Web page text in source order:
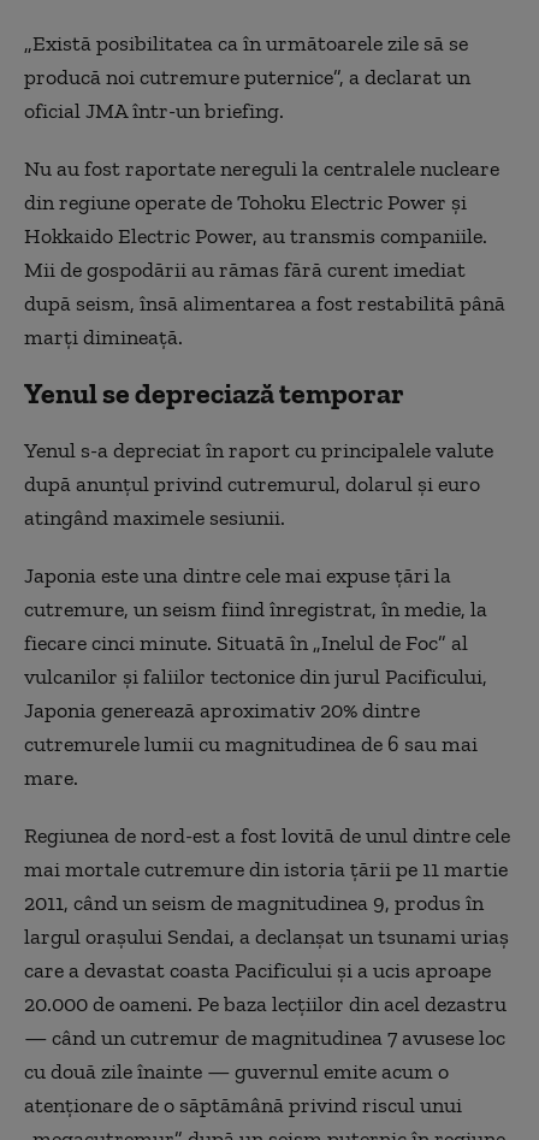
„Există posibilitatea ca în următoarele zile să se
producă noi cutremure puternice”, a declarat un
oficial JMA într-un briefing.
Nu au fost raportate nereguli la centralele nucleare
din regiune operate de Tohoku Electric Power și
Hokkaido Electric Power, au transmis companiile.
Mii de gospodării au rămas fără curent imediat
după seism, însă alimentarea a fost restabilită până
marți dimineață.
Yenul se depreciază temporar
Yenul s-a depreciat în raport cu principalele valute
după anunțul privind cutremurul, dolarul și euro
atingând maximele sesiunii.
Japonia este una dintre cele mai expuse țări la
cutremure, un seism fiind înregistrat, în medie, la
fiecare cinci minute. Situată în „Inelul de Foc” al
vulcanilor și faliilor tectonice din jurul Pacificului,
Japonia generează aproximativ 20% dintre
cutremurele lumii cu magnitudinea de 6 sau mai
mare.
Regiunea de nord-est a fost lovită de unul dintre cele
mai mortale cutremure din istoria țării pe 11 martie
2011, când un seism de magnitudinea 9, produs în
largul orașului Sendai, a declanșat un tsunami uriaș
care a devastat coasta Pacificului și a ucis aproape
20.000 de oameni. Pe baza lecțiilor din acel dezastru
— când un cutremur de magnitudinea 7 avusese loc
cu două zile înainte — guvernul emite acum o
atenționare de o săptămână privind riscul unui